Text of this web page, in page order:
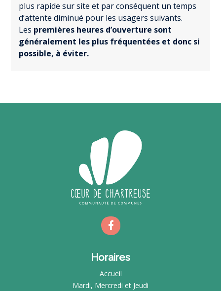
plus rapide sur site et par conséquent un temps
d’attente diminué pour les usagers suivants.
Les premières heures d’ouverture sont
généralement les plus fréquentées et donc si
possible, à éviter.
Horaires
Accueil
Mardi, Mercredi et Jeudi